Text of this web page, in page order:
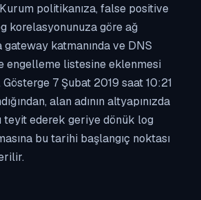
politikanıza, false positive
korelasyonunuza göre ağ
gateway katmanında ve DNS
engelleme listesine eklenmesi
7 Şubat 2019 saat 10:21
alan adının altyapınızda
teyit ederek geriye dönük log
bu tarihi başlangıç noktası